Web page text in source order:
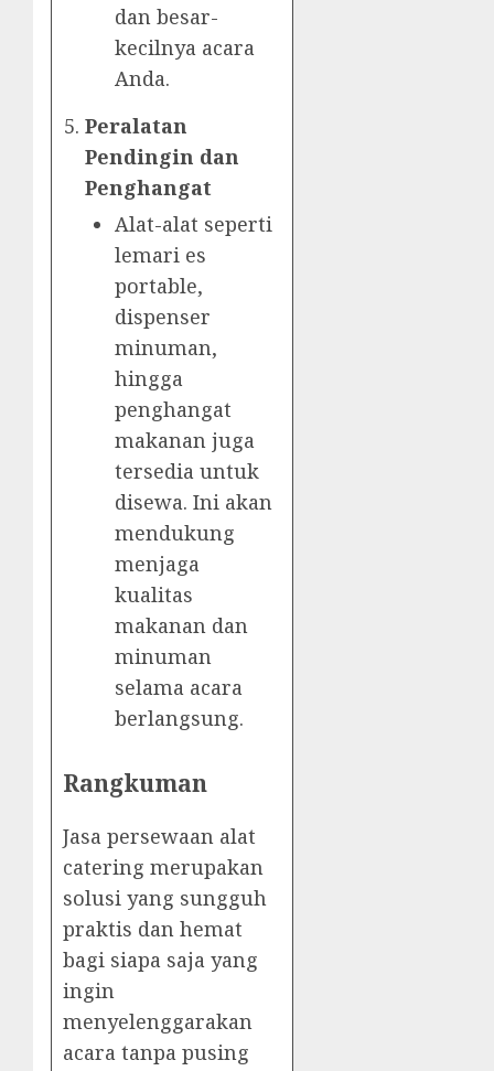
dan besar-
kecilnya acara
Anda.
Peralatan
Pendingin dan
Penghangat
Alat-alat seperti
lemari es
portable,
dispenser
minuman,
hingga
penghangat
makanan juga
tersedia untuk
disewa. Ini akan
mendukung
menjaga
kualitas
makanan dan
minuman
selama acara
berlangsung.
Rangkuman
Jasa persewaan alat
catering merupakan
solusi yang sungguh
praktis dan hemat
bagi siapa saja yang
ingin
menyelenggarakan
acara tanpa pusing